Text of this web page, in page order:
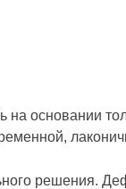
основании
решения.